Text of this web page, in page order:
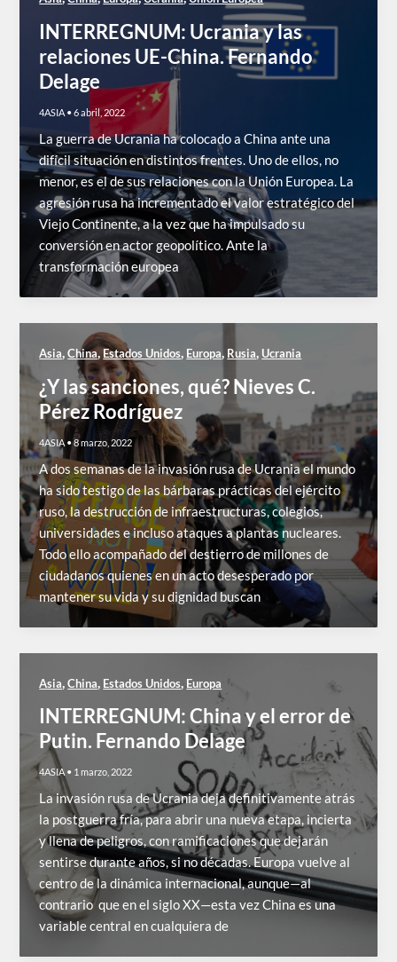
INTERREGNUM: Ucrania y las
relaciones UE-China. Fernando
Delage
4ASIA •6 abril, 2022
La guerra de Ucrania ha colocado a China ante una
difícil situación en distintos frentes. Uno de ellos, no
menor, es el de sus relaciones con la Unión Europea. La
agresión rusa ha incrementado el valor estratégico del
Viejo Continente, a la vez que ha impulsado su
conversión en actor geopolítico. Ante la
transformación europea
Asia,China,Estados Unidos, Europa, Rusia, Ucrania
¿Y las sanciones, qué? Nieves C.
Pérez Rodríguez
4ASIA •8 marzo, 2022
A dos semanas de la invasión rusa de Ucrania el mundo
ha sido testigo de las bárbaras prácticas del ejército
ruso, la destrucción de infraestructuras, colegios,
universidades e incluso ataques a plantas nucleares.
Todo ello acompañado del destierro de millones de
ciudadanos quienes en un acto desesperado por
mantener su vida y su dignidad buscan
Asia,China, Estados Unidos, Europa
INTERREGNUM: China y el error de
Putin. Fernando Delage
4ASIA • 1 marzo, 2022
La invasión rusa de Ucrania deja definitivamente atrás
la postguerra fría, para abrir una nueva etapa, incierta
y llena de peligros, con ramificaciones que dejarán
sentirse durante años, si no décadas. Europa vuelve al
centro de la dinámica internacional, aunque—al
contrario que en el siglo XX—esta vez China es una
variable central en cualquiera de